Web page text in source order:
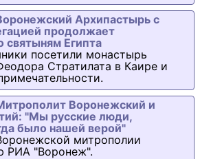
Архипастырь с
продолжает
святыням Египта
посетили монастырь
Стратилата в Каире и
Воронежский и
"Мы русские люди,
было нашей верой"
митрополии
РИА "Воронеж".